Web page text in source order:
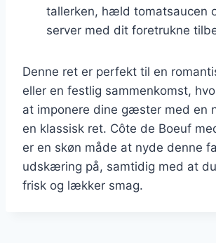
tallerken, hæld tomatsaucen
server med dit foretrukne
Denne ret er perfekt til en
eller en festlig sammenkomst,
at imponere dine gæster med en
en klassisk ret. Côte de Boeuf
er en skøn måde at nyde denne
udskæring på, samtidig med at
frisk og lækker smag.